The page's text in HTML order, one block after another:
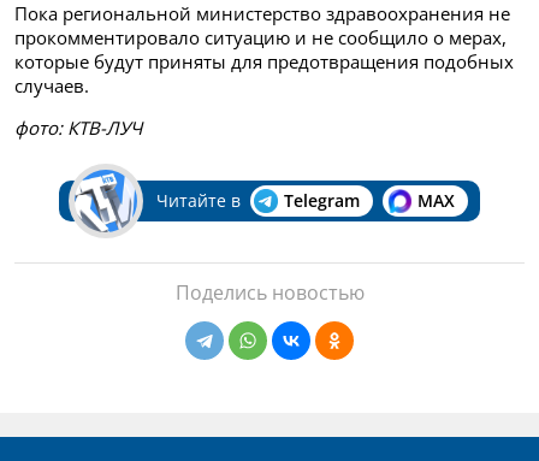
Пока региональной министерство здравоохранения не
прокомментировало ситуацию и не сообщило о мерах,
которые будут приняты для предотвращения подобных
случаев.
фото: КТВ-ЛУЧ
Читайте в Telegram MAX
Поделись новостью